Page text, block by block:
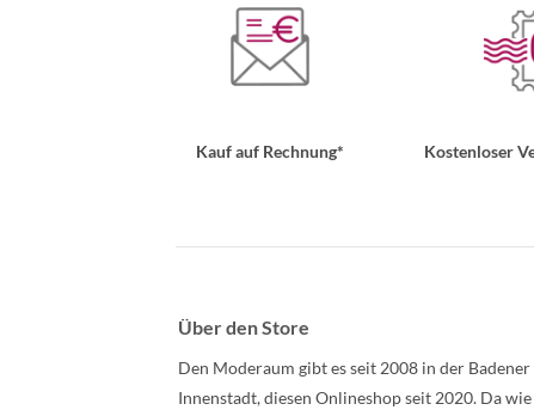
Kauf auf Rechnung*
Kostenloser
Über den Store
Den Moderaum gibt es seit 2008 in der Badener
Innenstadt, diesen Onlineshop seit 2020. Da